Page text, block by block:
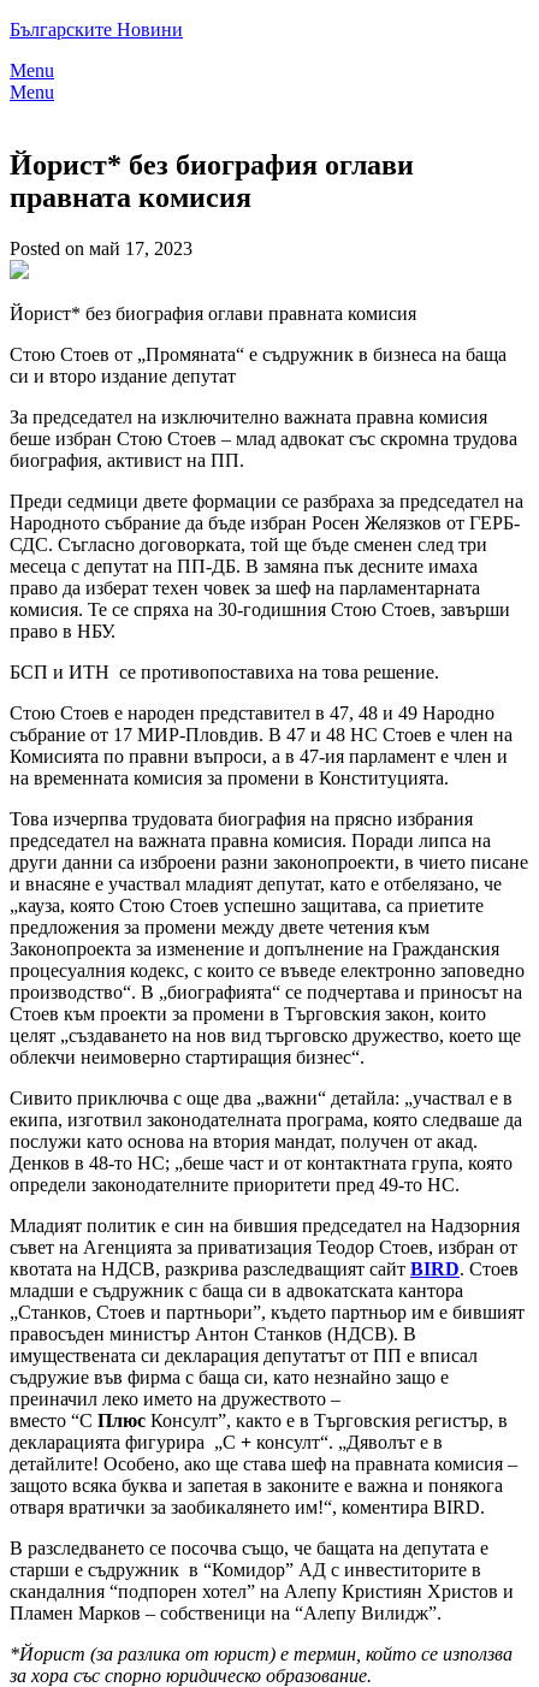
Skip
content
Българските Новини
Menu
Menu
Йорист* без биография оглави
правната комисия
Posted on май 17, 2023
Йорист* без биография оглави правната комисия
Стою Стоев от „Промяната“ е съдружник в бизнеса на баща
си и второ издание депутат
За председател на изключително важната правна комисия
беше избран Стою Стоев – млад адвокат със скромна трудова
биография, активист на ПП.
Преди седмици двете формации се разбраха за председател на
Народното събрание да бъде избран Росен Желязков от ГЕРБ-
СДС. Съгласно договорката, той ще бъде сменен след три
месеца с депутат на ПП-ДБ. В замяна пък десните имаха
право да изберат техен човек за шеф на парламентарната
комисия. Те се спряха на 30-годишния Стою Стоев, завърши
право в НБУ.
БСП и ИТН се противопоставиха на това решение.
Стою Стоев е народен представител в 47, 48 и 49 Народно
събрание от 17 МИР-Пловдив. В 47 и 48 НС Стоев е член на
Комисията по правни въпроси, а в 47-ия парламент е член и
на временната комисия за промени в Конституцията.
Това изчерпва трудовата биография на прясно избрания
председател на важната правна комисия. Поради липса на
други данни са изброени разни законопроекти, в чието писане
и внасяне е участвал младият депутат, като е отбелязано, че
„кауза, която Стою Стоев успешно защитава, са приетите
предложения за промени между двете четения към
Законопроекта за изменение и допълнение на Гражданския
процесуалния кодекс, с които се въведе електронно заповедно
производство“. В „биографията“ се подчертава и приносът на
Стоев към проекти за промени в Търговския закон, които
целят „създаването на нов вид търговско дружество, което ще
облекчи неимоверно стартиращия бизнес“.
Сивито приключва с още два „важни“ детайла: „участвал е в
екипа, изготвил законодателната програма, която следваше да
послужи като основа на втория мандат, получен от акад.
Денков в 48-то НС; „беше част и от контактната група, която
определи законодателните приоритети пред 49-то НС.
Младият политик е син на бившия председател на Надзорния
съвет на Агенцията за приватизация Теодор Стоев, избран от
квотата на НДСВ, разкрива разследващият сайт BIRD. Стоев
младши е съдружник с баща си в адвокатската кантора
„Станков, Стоев и партньори”, където партньор им е бившият
правосъден министър Антон Станков (НДСВ). В
имуществената си декларация депутатът от ПП е вписал
съдружие във фирма с баща си, като незнайно защо е
преиначил леко името на дружеството –
вместо “С Плюс Консулт”, както е в Търговския регистър, в
декларацията фигурира „С + консулт“. „Дяволът е в
детайлите! Особено, ако ще става шеф на правната комисия –
защото всяка буква и запетая в законите е важна и понякога
отваря вратички за заобикалянето им!“, коментира BIRD.
В разследването се посочва също, че бащата на депутата е
старши е съдружник в “Комидор” АД с инвеститорите в
скандалния “подпорен хотел” на Алепу Кристиян Христов и
Пламен Марков – собственици на “Алепу Вилидж”.
*Йорист (за разлика от юрист) е термин, който се използва
за хора със спорно юридическо образование.